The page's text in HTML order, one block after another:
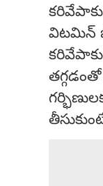
విటమిన్